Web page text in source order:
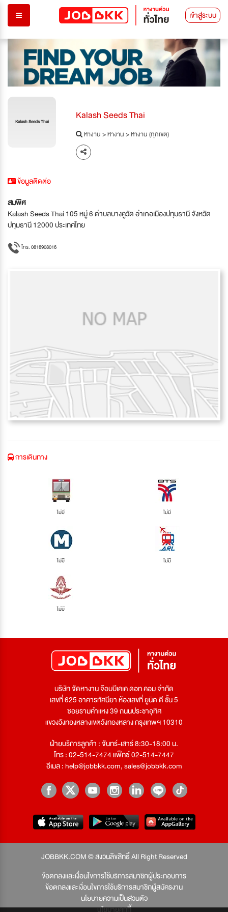
เข้าสู่ระบบ
Kalash Seeds Thai Kalash Seeds Thai
หางาน>หางาน>หางาน (ทุกเขต)
ข้อมูลติดต่อ
สมพิศ
Kalash Seeds Thai 105 หมู่ 6 ตำบลบางคูวัด อำเภอเมืองปทุมธานี จังหวัด
ปทุมธานี 12000 ประเทศไทย
โทร. 0818908016
การเดินทาง
ไม่มี ไม่มี
ไม่มี ไม่มี
ไม่มี
บริษัท จัดหางาน จ๊อบบีเคเค ดอท คอม จำกัด
เลขที่ 625 อาคารทัศนียา ห้องเลขที่ ยูนิต ดี ชั้น 5
ซอยรามคำแหง 39 ถนนประชาอุทิศ
แขวงวังทองหลางเขตวังทองหลาง กรุงเทพฯ 10310
ฝ่ายบริการลูกค้า : จันทร์-เสาร์ 8:30-18:00 น.
โทร : 02-514-7474 แฟ็กซ์ 02-514-7447
อีเมล :help@jobbkk.com,sales@jobbkk.com
JOBBKK.COM © สงวนลิขสิทธิ์ All Right Reserved
ข้อตกลงและเงื่อนไขการใช้บริการสมาชิกผู้ประกอบการ
ข้อตกลงและเงื่อนไขการใช้บริการสมาชิกผู้สมัครงาน
นโยบายความเป็นส่วนตัว